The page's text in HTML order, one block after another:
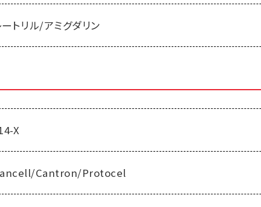
ートリル/アミグダリン
X
Cantron/Protocel